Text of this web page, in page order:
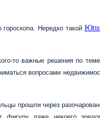
Нередко такой
то важные решения по
вопросами
прошли через